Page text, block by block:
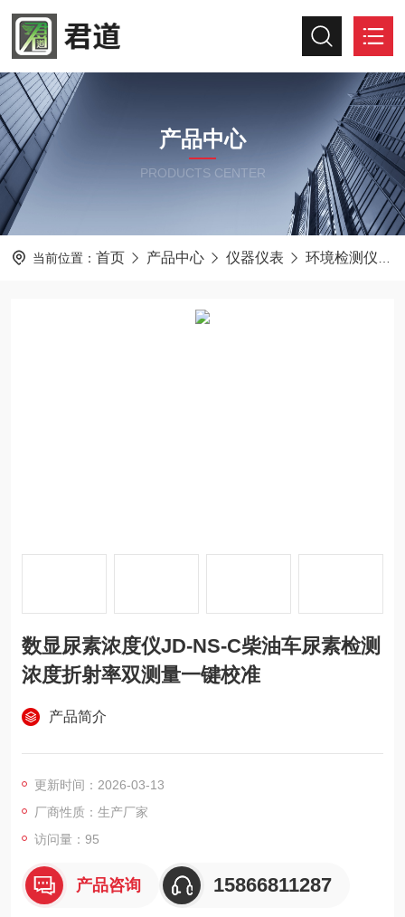
产品中心
PRODUCTS CENTER
当前位置： 首页 产品中心 仪器仪表 环境检测仪器
数显尿素浓度仪JD-NS-C柴油车尿素检测
浓度折射率双测量一键校准
产品简介
更新时间：2026-03-13
厂商性质：生产厂家
访问量：95
产品咨询 15866811287